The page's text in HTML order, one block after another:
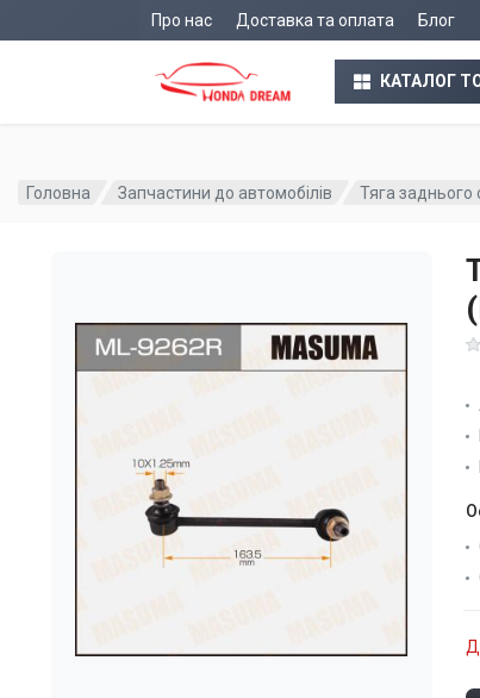
Про нас Доставка та оплата Блог
КАТАЛОГ
Головна Запчастини до автомобілів Тяга заднього